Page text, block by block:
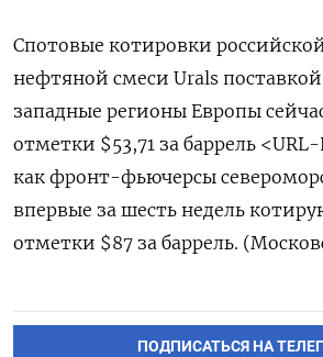
Спотовые котировки
нефтяной смеси Urals
западные регионы Европы
отметки $53,71 за баррель
как фронт-фьючерсы
впервые за шесть недель
отметки $87 за баррель.
ПОДПИСАТЬСЯ НА